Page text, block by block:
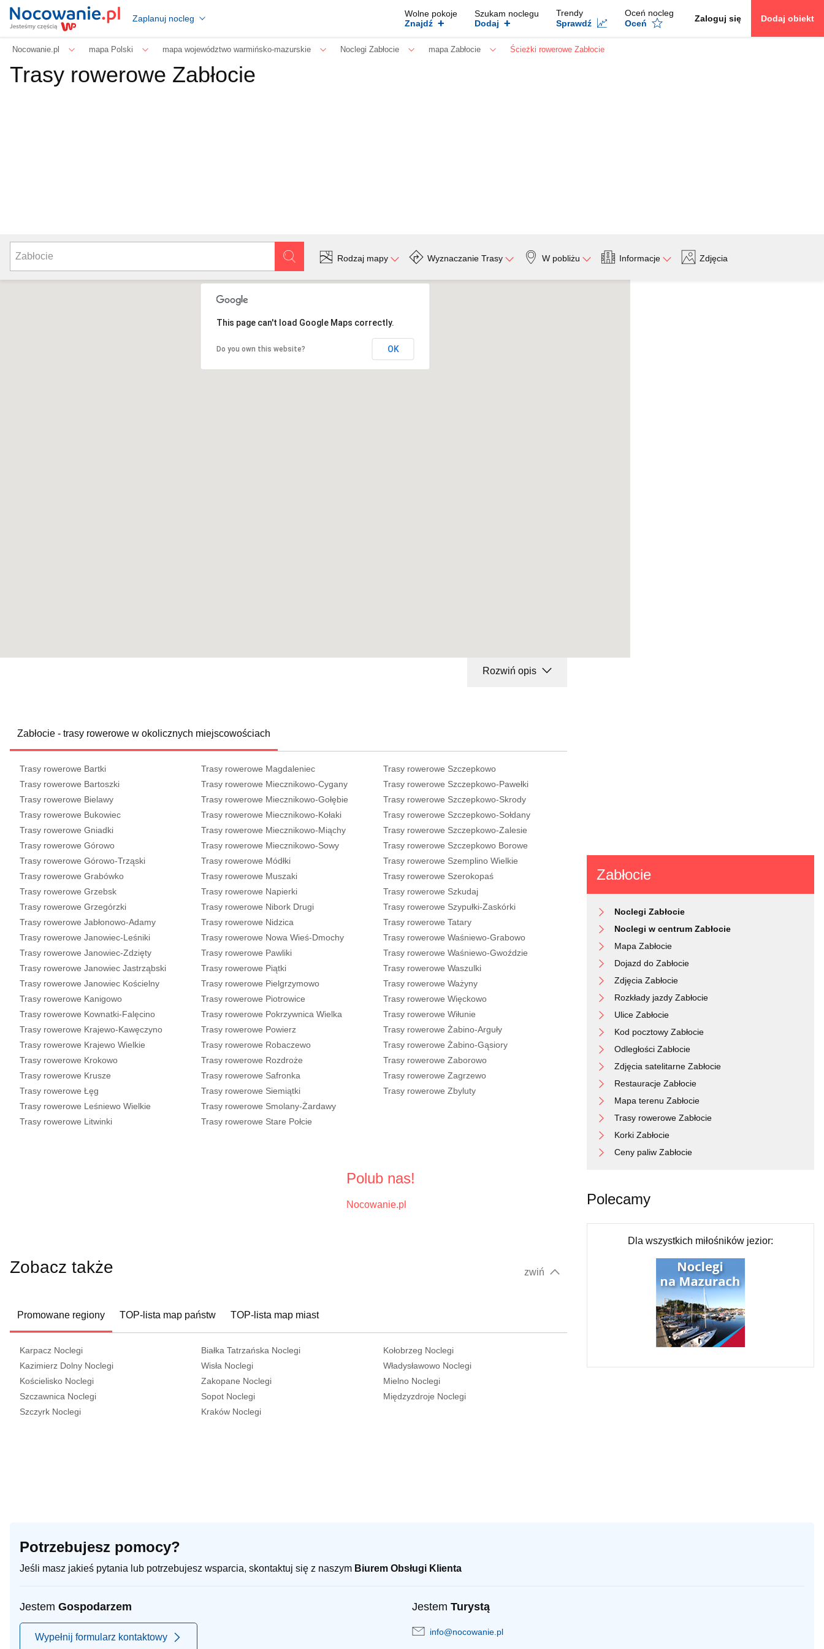
Zaplanuj nocleg
Wolne pokoje
Znajdź +
Szukam noclegu
Dodaj +
Trendy
Sprawdź
Oceń nocleg
Oceń
Zaloguj się Dodaj obiekt
Nocowanie.pl mapa Polski mapa województwo warmińsko-mazurskie Noclegi Zabłocie mapa Zabłocie Ścieżki rowerowe Zabłocie
Trasy rowerowe Zabłocie
Rodzaj mapy Wyznaczanie Trasy W pobliżu Informacje Zdjęcia
This page can't load Google Maps correctly.
Do you own this website? OK
Rozwiń opis
Zabłocie - trasy rowerowe w okolicznych miejscowościach
Trasy rowerowe Bartki
Trasy rowerowe Bartoszki
Trasy rowerowe Bielawy
Trasy rowerowe Bukowiec
Trasy rowerowe Gniadki
Trasy rowerowe Górowo
Trasy rowerowe Górowo-Trząski
Trasy rowerowe Grabówko
Trasy rowerowe Grzebsk
Trasy rowerowe Grzegórzki
Trasy rowerowe Jabłonowo-Adamy
Trasy rowerowe Janowiec-Leśniki
Trasy rowerowe Janowiec-Zdzięty
Trasy rowerowe Janowiec Jastrząbski
Trasy rowerowe Janowiec Kościelny
Trasy rowerowe Kanigowo
Trasy rowerowe Kownatki-Falęcino
Trasy rowerowe Krajewo-Kawęczyno
Trasy rowerowe Krajewo Wielkie
Trasy rowerowe Krokowo
Trasy rowerowe Krusze
Trasy rowerowe Łęg
Trasy rowerowe Leśniewo Wielkie
Trasy rowerowe Litwinki
Trasy rowerowe Magdaleniec
Trasy rowerowe Miecznikowo-Cygany
Trasy rowerowe Miecznikowo-Gołębie
Trasy rowerowe Miecznikowo-Kołaki
Trasy rowerowe Miecznikowo-Miąchy
Trasy rowerowe Miecznikowo-Sowy
Trasy rowerowe Módłki
Trasy rowerowe Muszaki
Trasy rowerowe Napierki
Trasy rowerowe Nibork Drugi
Trasy rowerowe Nidzica
Trasy rowerowe Nowa Wieś-Dmochy
Trasy rowerowe Pawliki
Trasy rowerowe Piątki
Trasy rowerowe Pielgrzymowo
Trasy rowerowe Piotrowice
Trasy rowerowe Pokrzywnica Wielka
Trasy rowerowe Powierz
Trasy rowerowe Robaczewo
Trasy rowerowe Rozdroże
Trasy rowerowe Safronka
Trasy rowerowe Siemiątki
Trasy rowerowe Smolany-Żardawy
Trasy rowerowe Stare Połcie
Trasy rowerowe Szczepkowo
Trasy rowerowe Szczepkowo-Pawełki
Trasy rowerowe Szczepkowo-Skrody
Trasy rowerowe Szczepkowo-Sołdany
Trasy rowerowe Szczepkowo-Zalesie
Trasy rowerowe Szczepkowo Borowe
Trasy rowerowe Szemplino Wielkie
Trasy rowerowe Szerokopaś
Trasy rowerowe Szkudaj
Trasy rowerowe Szypułki-Zaskórki
Trasy rowerowe Tatary
Trasy rowerowe Waśniewo-Grabowo
Trasy rowerowe Waśniewo-Gwoździe
Trasy rowerowe Waszulki
Trasy rowerowe Ważyny
Trasy rowerowe Więckowo
Trasy rowerowe Wiłunie
Trasy rowerowe Żabino-Arguły
Trasy rowerowe Żabino-Gąsiory
Trasy rowerowe Zaborowo
Trasy rowerowe Zagrzewo
Trasy rowerowe Zbyluty
Polub nas!
Nocowanie.pl
Zobacz także zwiń
Promowane regiony TOP-lista map państw TOP-lista map miast
Karpacz Noclegi
Kazimierz Dolny Noclegi
Kościelisko Noclegi
Szczawnica Noclegi
Szczyrk Noclegi
Białka Tatrzańska Noclegi
Wisła Noclegi
Zakopane Noclegi
Sopot Noclegi
Kraków Noclegi
Kołobrzeg Noclegi
Władysławowo Noclegi
Mielno Noclegi
Międzyzdroje Noclegi
Zabłocie
Noclegi Zabłocie
Noclegi w centrum Zabłocie
Mapa Zabłocie
Dojazd do Zabłocie
Zdjęcia Zabłocie
Rozkłady jazdy Zabłocie
Ulice Zabłocie
Kod pocztowy Zabłocie
Odległości Zabłocie
Zdjęcia satelitarne Zabłocie
Restauracje Zabłocie
Mapa terenu Zabłocie
Trasy rowerowe Zabłocie
Korki Zabłocie
Ceny paliw Zabłocie
Polecamy
Dla wszystkich miłośników jezior:
Potrzebujesz pomocy?
Jeśli masz jakieś pytania lub potrzebujesz wsparcia, skontaktuj się z naszym Biurem Obsługi Klienta
Jestem Gospodarzem
Wypełnij formularz kontaktowy
Jestem Turystą
info@nocowanie.pl